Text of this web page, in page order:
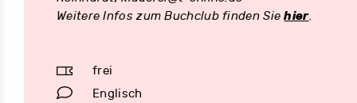
Weitere Infos zum Buchclub finden Siehier.
frei
Englisch